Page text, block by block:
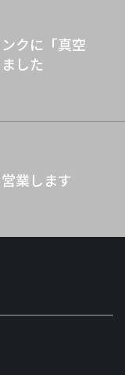
クに「真空
した
業します